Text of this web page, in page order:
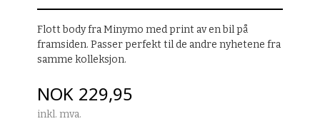
Flott body fra Minymo med print av en bil på
framsiden. Passer perfekt til de andre nyhetene fra
samme kolleksjon.
Pris
NOK 229,95
inkl. mva.